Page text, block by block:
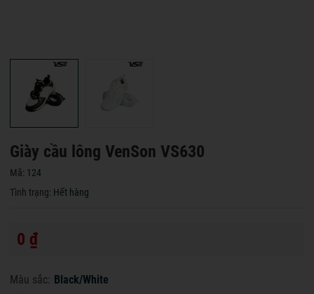
Giày cầu lông VenSon VS630
Mã: 124
Tình trạng: Hết hàng
0 ₫
Màu sắc: Black/White